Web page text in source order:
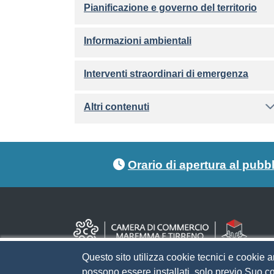
Pianificazione e governo del territorio
Informazioni ambientali
Interventi straordinari di emergenza
Altri contenuti
Orario di apertura al
Questo sito utilizza cookie tecnici e cookie
possono essere installati, solo previo Suo